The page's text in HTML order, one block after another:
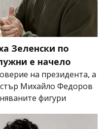
Зеленски по
е начело
на президента, а
Михайло Федоров
фигури